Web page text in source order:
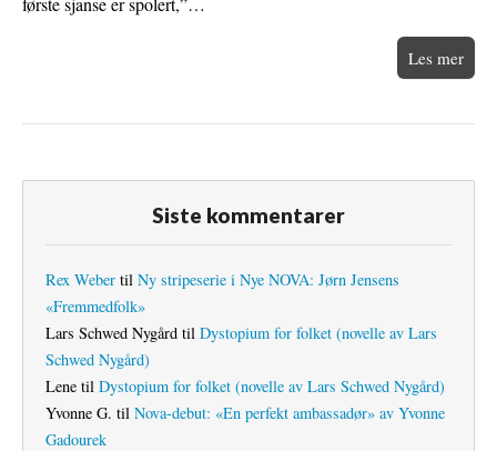
Les mer
Siste kommentarer
Rex Weber til Ny stripeserie i Nye NOVA: Jørn Jensens
«Fremmedfolk»
Lars Schwed Nygård til Dystopium for folket (novelle av Lars
Schwed Nygård)
Lene til Dystopium for folket (novelle av Lars Schwed Nygård)
Yvonne G. til Nova-debut: «En perfekt ambassadør» av Yvonne
Gadourek